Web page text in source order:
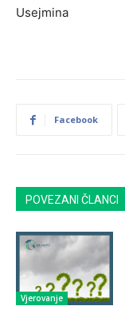
Usejmina
Facebook
POVEZANI ČLANCI
Vjerovanje